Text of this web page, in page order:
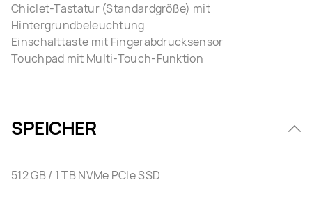
Chiclet-Tastatur (Standardgröße) mit
Hintergrundbeleuchtung
Einschalttaste mit Fingerabdrucksensor
Touchpad mit Multi-Touch-Funktion
SPEICHER
512 GB / 1 TB NVMe PCIe SSD